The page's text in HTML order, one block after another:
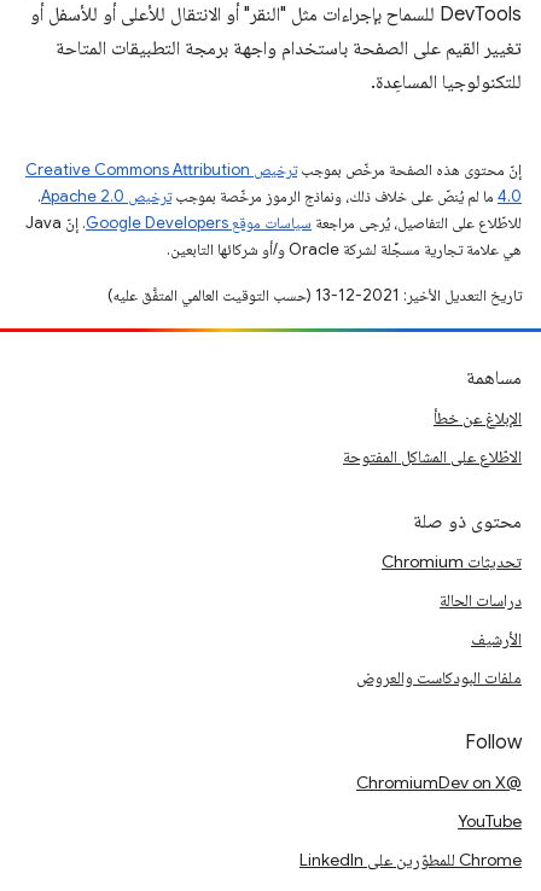
DevTools للسماح بإجراءات مثل "النقر" أو الانتقال للأعلى أو للأسفل أو
تغيير القيم على الصفحة باستخدام واجهة برمجة التطبيقات المتاحة
للتكنولوجيا المساعِدة.
إنّ محتوى هذه الصفحة مرخّص بموجب
ترخيص Creative Commons Attribution
4.0‏ ما لم يُنصّ على خلاف ذلك، ونماذج الرموز مرخّصة بموجبترخيص Apache 2.0‏
.
للاطّلاع على التفاصيل، يُرجى مراجعة سياسات موقع Google Developers‏
. إنّ Java
هي علامة تجارية مسجَّلة لشركة Oracle و/أو شركائها التابعين.
تاريخ التعديل الأخير: 2021-12-13 (حسب التوقيت العالمي المتفَّق عليه)
مساهمة
الإبلاغ عن خطأ
الاطّلاع على المشاكل المفتوحة
محتوى ذو صلة
تحديثات Chromium
دراسات الحالة
الأرشيف
ملفات البودكاست والعروض
Follow
@ChromiumDev on X
YouTube
Chrome للمطوّرين على LinkedIn